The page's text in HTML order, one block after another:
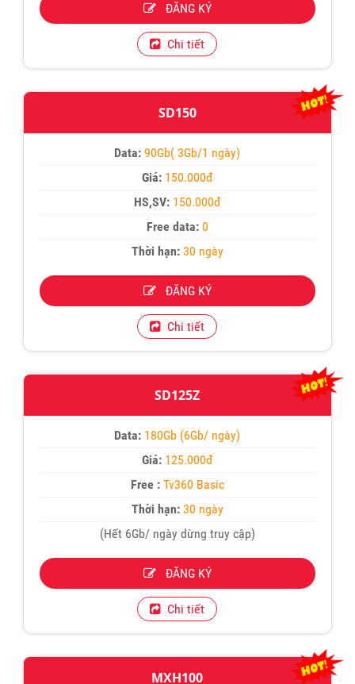
ĐĂNG KÝ
Chi tiết
SD150
Data: 90Gb( 3Gb/1 ngày)
Giá: 150.000đ
HS,SV: 150.000đ
Free data: 0
Thời hạn:30 ngày
ĐĂNG KÝ
Chi tiết
SD125Z
Data: 180Gb (6Gb/ ngày)
Giá: 125.000đ
Free : Tv360 Basic
Thời hạn:30 ngày
(Hết 6Gb/ ngày dừng truy cập)
ĐĂNG KÝ
Chi tiết
MXH100